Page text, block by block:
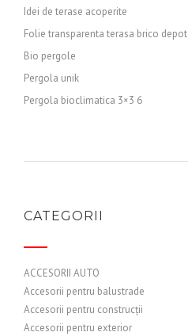
Idei de terase acoperite
Folie transparenta terasa brico depot
Bio pergole
Pergola unik
Pergola bioclimatica 3×3 6
CATEGORII
ACCESORII AUTO
Accesorii pentru balustrade
Accesorii pentru construcții
Accesorii pentru exterior